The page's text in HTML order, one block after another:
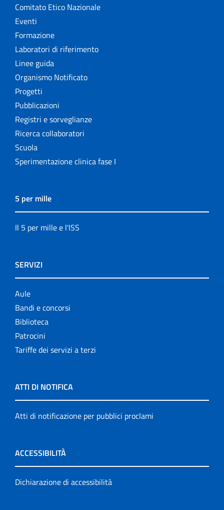
Comitato Etico Nazionale
Eventi
Formazione
Laboratori di riferimento
Linee guida
Organismo Notificato
Progetti
Pubblicazioni
Registri e sorveglianze
Ricerca collaboratori
Scuola
Sperimentazione clinica fase I
5 per mille
Il 5 per mille e l'ISS
SERVIZI
Aule
Bandi e concorsi
Biblioteca
Patrocini
Tariffe dei servizi a terzi
ATTI DI NOTIFICA
Atti di notificazione per pubblici proclami
ACCESSIBILITÀ
Dichiarazione di accessibilità